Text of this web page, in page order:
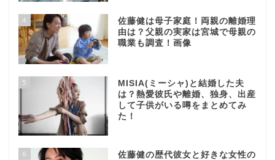
4
佐藤健は母子家庭！両親の離婚理
由は？父親の実家は宮城で母親の
職業も調査！画像
5
MISIA(ミーシャ)と結婚した夫
は？熱愛彼氏や離婚、独身、出産
して子供がいる噂をまとめてみ
た！
6
佐藤健の歴代彼女と好きな女性の